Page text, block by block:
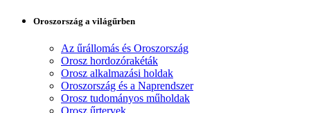
Oroszország a világűrben
Az űrállomás és Oroszország
Orosz hordozórakéták
Orosz alkalmazási holdak
Oroszország és a Naprendszer
Orosz tudományos műholdak